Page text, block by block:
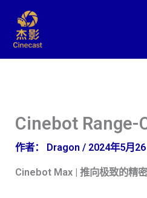
容
Cinebot Range-
作者： Dragon/ 2024年5月26
Cinebot Max | 推向极致的精